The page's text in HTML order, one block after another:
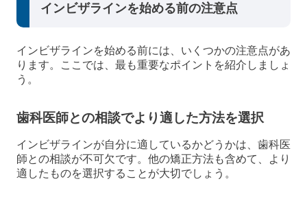
インビザラインを始める前の注意点
インビザラインを始める前には、いくつかの注意点があ
ります。ここでは、最も重要なポイントを紹介しましょ
う。
歯科医師との相談でより適した方法を選択
インビザラインが自分に適しているかどうかは、歯科医
師との相談が不可欠です。他の矯正方法も含めて、より
適したものを選択することが大切でしょう。